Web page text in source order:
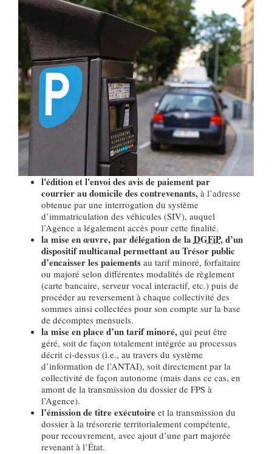
l'édition et l'envoi des avis de paiement par
courrier au domicile des contrevenants,à l’adresse
obtenue par une interrogation du système
d’immatriculation des véhicules (SIV), auquel
l’Agence a légalement accès pour cette finalité.
la mise en œuvre, par délégation de la DGFiP, d’un
dispositif multicanal permettant au Trésor public
d’encaisser les paiementsau tarif minoré, forfaitaire
ou majoré selon différentes modalités de règlement
(carte bancaire, serveur vocal interactif, etc.) puis de
procéder au reversement à chaque collectivité des
sommes ainsi collectées pour son compte sur la base
de décomptes mensuels.
la mise en place d’un tarif minoré, qui peut être
géré, soit de façon totalement intégrée au processus
décrit ci-dessus (i.e., au travers du système
d’information de l’ANTAI), soit directement par la
collectivité de façon autonome (mais dans ce cas, en
amont de la transmission du dossier de FPS à
l’Agence).
l’émission de titre exécutoireet la transmission du
dossier à la trésorerie territorialement compétente,
pour recouvrement, avec ajout d’une part majorée
revenant à l’État.